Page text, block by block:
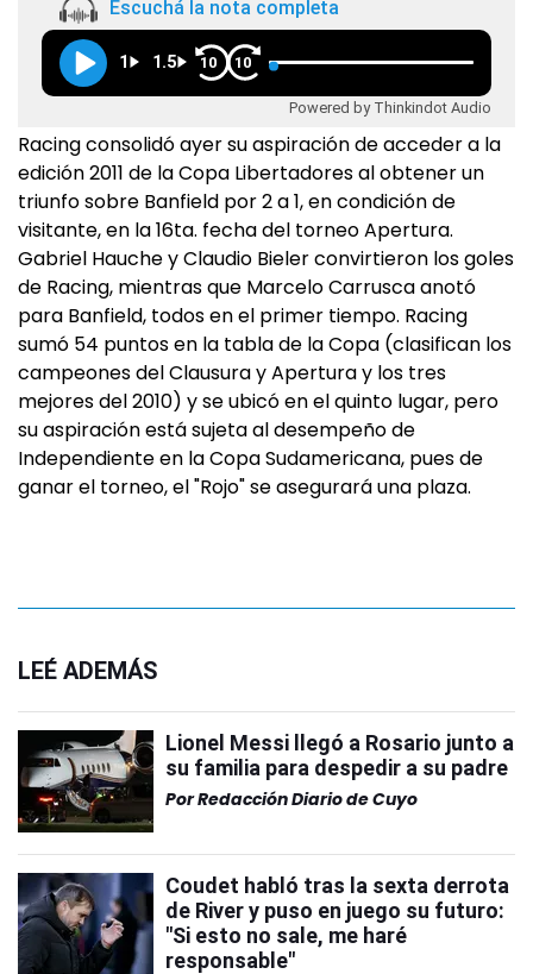
Escuchá la nota completa
1 1.5 10 10
Powered by Thinkindot Audio
Racing consolidó ayer su aspiración de acceder a la
edición 2011 de la Copa Libertadores al obtener un
triunfo sobre Banfield por 2 a 1, en condición de
visitante, en la 16ta. fecha del torneo Apertura.
Gabriel Hauche y Claudio Bieler convirtieron los goles
de Racing, mientras que Marcelo Carrusca anotó
para Banfield, todos en el primer tiempo. Racing
sumó 54 puntos en la tabla de la Copa (clasifican los
campeones del Clausura y Apertura y los tres
mejores del 2010) y se ubicó en el quinto lugar, pero
su aspiración está sujeta al desempeño de
Independiente en la Copa Sudamericana, pues de
ganar el torneo, el "Rojo" se asegurará una plaza.
LEÉ ADEMÁS
Lionel Messi llegó a Rosario junto a
su familia para despedir a su padre
PorRedacción Diario de Cuyo
Coudet habló tras la sexta derrota
de River y puso en juego su futuro:
"Si esto no sale, me haré
responsable"